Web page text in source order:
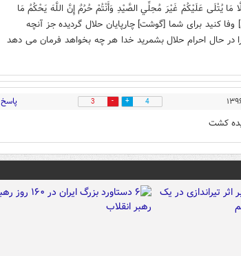
مَا يُتْلَى عَلَيْكُمْ غَيْرَ مُحِلِّي الصَّيْدِ وَأَنْتُمْ حُرُمٌ إِنَّ اللَّهَ يَحْكُمُ مَا
وفا كنيد براى شما [گوشت] چارپايان حلال گرديده جز آنچه
حال احرام حلال بشمريد خدا هر چه بخواهد فرمان مى‏ دهد
4
3 پاسخ
کشت